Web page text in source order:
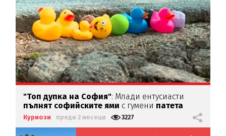
"Топ дупка на София": Млади ентусиасти
пълнят софийските ями с гумени патета
Куриози преди 2 месеци 3227